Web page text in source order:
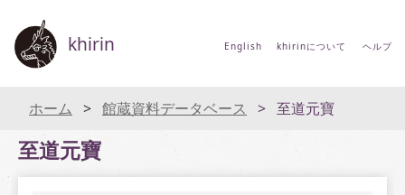
khirin English khirinについて ヘルプ
ホーム 館蔵資料データベース 至道元寶
至道元寶